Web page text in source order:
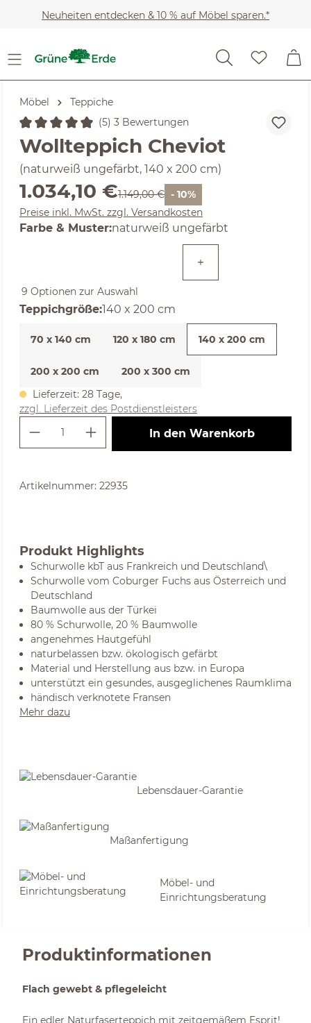
Zum Hauptinhalt springen
Neuheiten entdecken & 10 % auf Möbel sparen.*
Möbel Teppiche
Durchschnittliche Bewertung von 5 von 5 Sternen
(5) 3 Bewertungen
Wollteppich Cheviot
(naturweiß ungefärbt, 140 x 200 cm)
Verkaufspreis:
1.034,10 €Regulärer Preis:
1.149,00 € - 10%
Preise inkl. MwSt. zzgl. Versandkosten
Farbe & Musterauswählen
:naturweiß ungefärbt
9 Optionen zur Auswahl
Teppichgrößeauswählen
:140 x 200 cm
70 x 140 cm 120 x 180 cm 140 x 200 cm
200 x 200 cm
200 x 300 cm
Lieferzeit: 28 Tage,
zzgl. Lieferzeit des Postdienstleisters
Produkt Anzahl: Gib den
In den Warenkorb
Artikelnummer: 22935
Produkt Highlights
Schurwolle kbT aus Frankreich und Deutschland\
Schurwolle vom Coburger Fuchs aus Österreich und
Deutschland
Baumwolle aus der Türkei
80 % Schurwolle, 20 % Baumwolle
angenehmes Hautgefühl
naturbelassen bzw. ökologisch gefärbt
Material und Herstellung aus bzw. in Europa
unterstützt ein gesundes, ausgeglichenes Raumklima
händisch verknotete Fransen
Mehr dazu
Lebensdauer-Garantie
Maßanfertigung
Möbel- und
Einrichtungsberatung
Produktinformationen
Flach gewebt & pflegeleicht
Ein edler Naturfaserteppich mit zeitgemäßem Esprit!